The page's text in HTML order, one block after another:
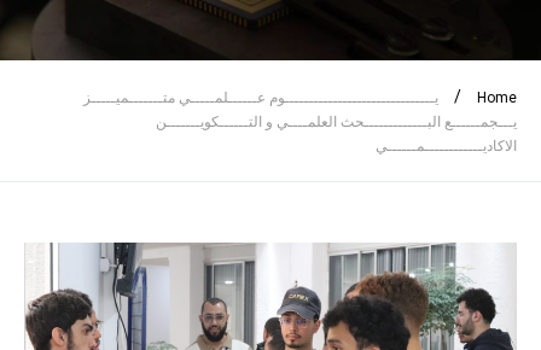
Home
/
يـــــــــــــــــــــــــــــــوم عــــــلمـــــي متـــــــميـــــز
يـــجمــــــع البـــــــــــــحث العلمــــي و التــــــكويـــــــن
الاكاديــــــــــــمــــــي